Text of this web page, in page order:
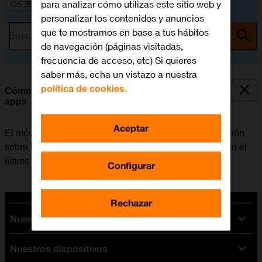
iOS 26
Busca por problema o tema
Cómo utilizar la supervisión de la actividad de las
apps
El móvil se puede configurar para que guarde información
sobre los datos a los que las apps han tenido acceso en el
último período.
Nuestras tarifas
Tarifas Orange
Nuestros dispositivos
para analizar cómo utilizas este sitio web y
personalizar los contenidos y anuncios
que te mostramos en base a tus hábitos
de navegación (páginas visitadas,
frecuencia de acceso, etc) Si quieres
saber más, echa un vistazo a nuestra
política de cookies.
Configurar
Rechazar
Aceptar